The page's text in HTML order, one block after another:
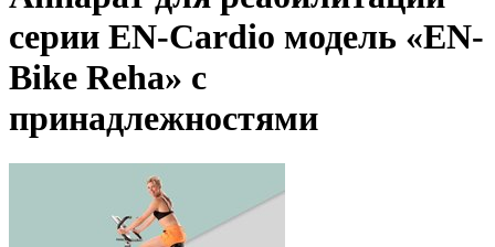
серии EN-Cardio модель «EN-
Bike Reha» с
принадлежностями